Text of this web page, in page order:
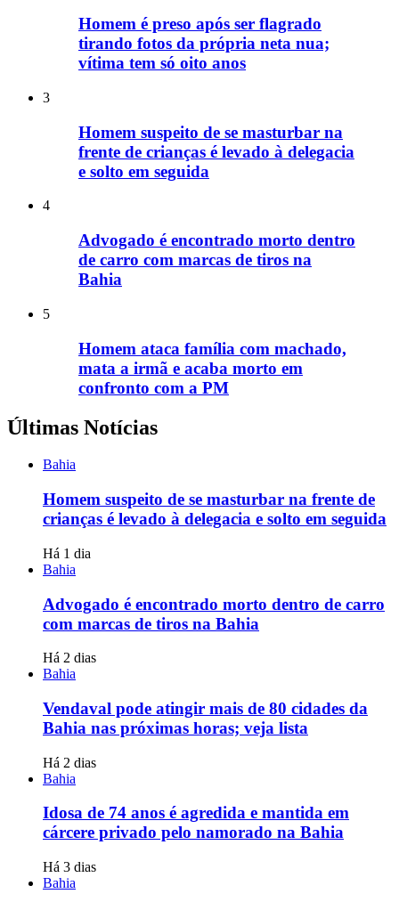
Homem é preso após ser flagrado
tirando fotos da própria neta nua;
vítima tem só oito anos
3
Homem suspeito de se masturbar na
frente de crianças é levado à delegacia
e solto em seguida
4
Advogado é encontrado morto dentro
de carro com marcas de tiros na
Bahia
5
Homem ataca família com machado,
mata a irmã e acaba morto em
confronto com a PM
Últimas Notícias
Bahia
Homem suspeito de se masturbar na frente de
crianças é levado à delegacia e solto em seguida
Há 1 dia
Bahia
Advogado é encontrado morto dentro de carro
com marcas de tiros na Bahia
Há 2 dias
Bahia
Vendaval pode atingir mais de 80 cidades da
Bahia nas próximas horas; veja lista
Há 2 dias
Bahia
Idosa de 74 anos é agredida e mantida em
cárcere privado pelo namorado na Bahia
Há 3 dias
Bahia